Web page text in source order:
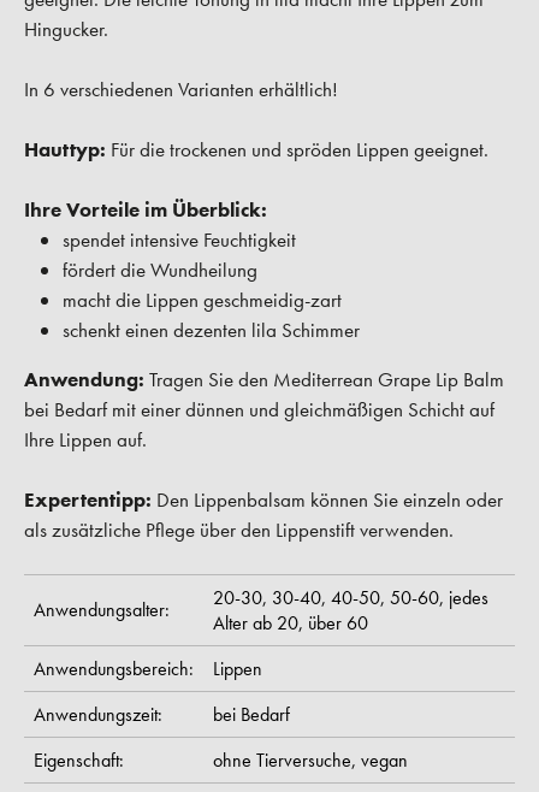
Hingucker.
In 6 verschiedenen Varianten erhältlich!
Hauttyp: Für die trockenen und spröden Lippen geeignet.
Ihre Vorteile im Überblick:
spendet intensive Feuchtigkeit
fördert die Wundheilung
macht die Lippen geschmeidig-zart
schenkt einen dezenten lila Schimmer
Anwendung: Tragen Sie den Mediterrean Grape Lip Balm
bei Bedarf mit einer dünnen und gleichmäßigen Schicht auf
Ihre Lippen auf.
Expertentipp: Den Lippenbalsam können Sie einzeln oder
als zusätzliche Pflege über den Lippenstift verwenden.
Anwendungsalter: 20-30, 30-40, 40-50, 50-60, jedes
Alter ab 20, über 60
Anwendungsbereich:
Lippen
Anwendungszeit:
bei Bedarf
Eigenschaft:
ohne Tierversuche, vegan